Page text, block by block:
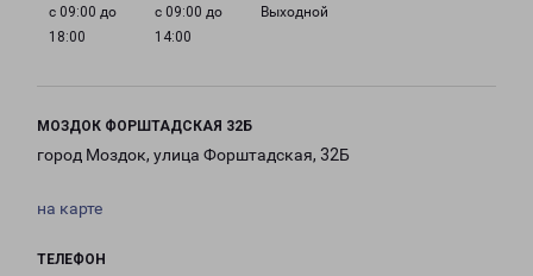
с 09:00 до
18:00
с 09:00 до
14:00
Выходной
МОЗДОК ФОРШТАДСКАЯ 32Б
город Моздок, улица Форштадская, 32Б
на карте
ТЕЛЕФОН